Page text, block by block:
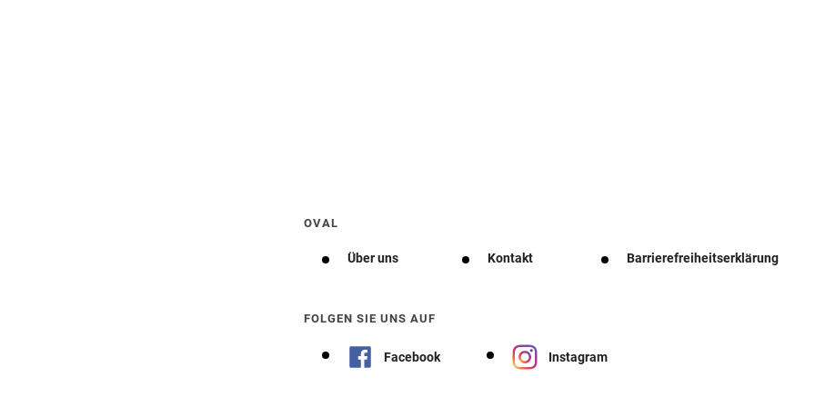
OVAL
Über uns Kontakt Barrierefreiheitserklärung
FOLGEN SIE UNS AUF
Facebook Instagram